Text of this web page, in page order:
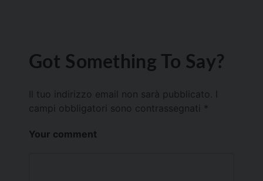
Got Something To Say?
Il tuo indirizzo email non sarà pubblicato.
campi obbligatori sono contrassegnati *
Your comment